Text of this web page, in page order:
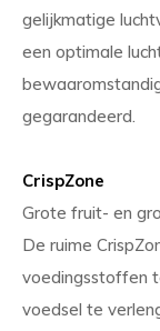
gelijkmatige
een optimale
gegarandeerd.
CrispZone
Grote fruit- en
De ruime
voedingsstoffen
voedsel te